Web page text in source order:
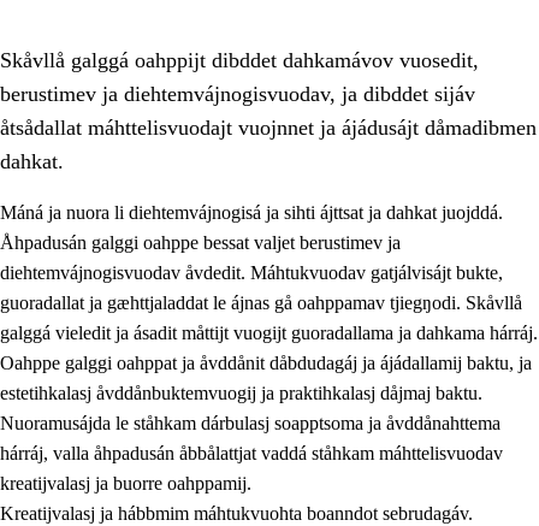
1. Åhpadusá árvvovuodo
1.1 Almasjárvvo
Identitiehtta ja kultuvralasj moattevuohta
1.3 Lájttális ájádallam ja estetihkalasj diedulasjvuohta
Dahkamávvo, berustibme ja diehtemvájnogisvuohta
1.5 Vieledus luonnduj ja birásdiedulasjvuohta
1.6 Demokratijja ja oassálasstem
Skåvllå galggá oahppijt dibddet dahkamávov vuosedit,
berustimev ja diehtemvájnogisvuodav, ja dibddet sijáv
åtsådallat máhttelisvuodajt vuojnnet ja ájádusájt dåmadibmen
dahkat.
Máná ja nuora li diehtemvájnogisá ja sihti ájttsat ja dahkat juojddá.
Åhpadusán galggi oahppe bessat valjet berustimev ja
diehtemvájnogisvuodav åvdedit. Máhtukvuodav gatjálvisájt bukte,
guoradallat ja gæhttjaladdat le ájnas gå oahppamav tjiegŋodi. Skåvllå
galggá vieledit ja ásadit måttijt vuogijt guoradallama ja dahkama hárráj.
Oahppe galggi oahppat ja åvddånit dåbdudagáj ja ájádallamij baktu, ja
estetihkalasj åvddånbuktemvuogij ja praktihkalasj dåjmaj baktu.
Nuoramusájda le ståhkam dárbulasj soapptsoma ja åvddånahttema
hárráj, valla åhpadusán åbbålattjat vaddá ståhkam máhttelisvuodav
kreatijvalasj ja buorre oahppamij.
Kreatijvalasj ja hábbmim máhtukvuohta boanndot sebrudagáv.